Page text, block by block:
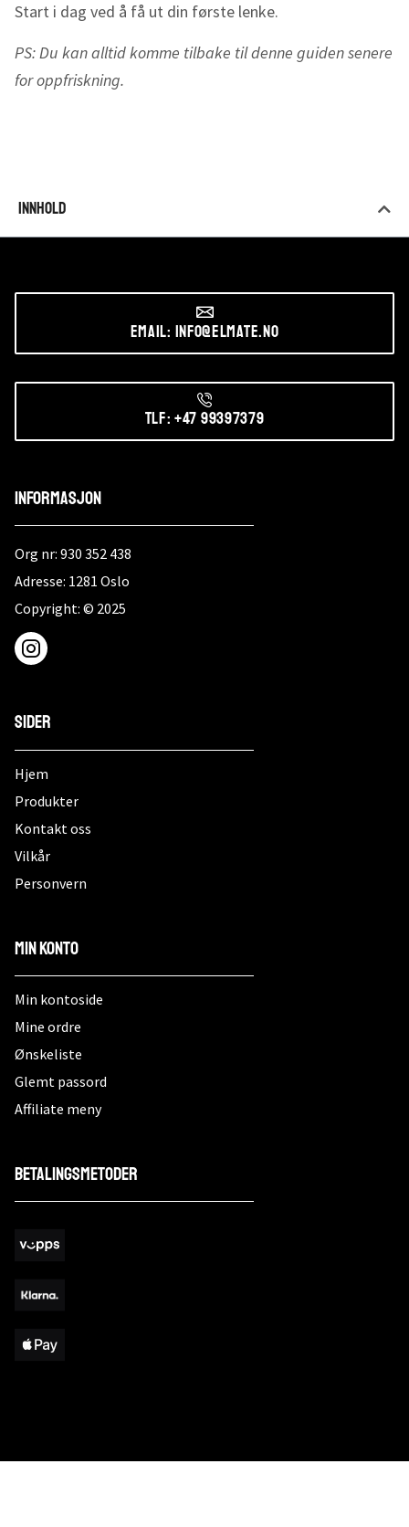
Start i dag ved å få ut din første lenke.
PS: Du kan alltid komme tilbake til denne guiden senere
for oppfriskning.
Innhold
Email: info@elmate.no
Tlf: +47 99397379
Informasjon
Org nr: 930 352 438
Adresse: 1281 Oslo
Copyright: © 2025
Sider
Hjem
Produkter
Kontakt oss
Vilkår
Personvern
Min konto
Min kontoside
Mine ordre
Ønskeliste
Glemt passord
Affiliate meny
Betalingsmetoder